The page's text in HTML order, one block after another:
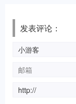
发表评论：